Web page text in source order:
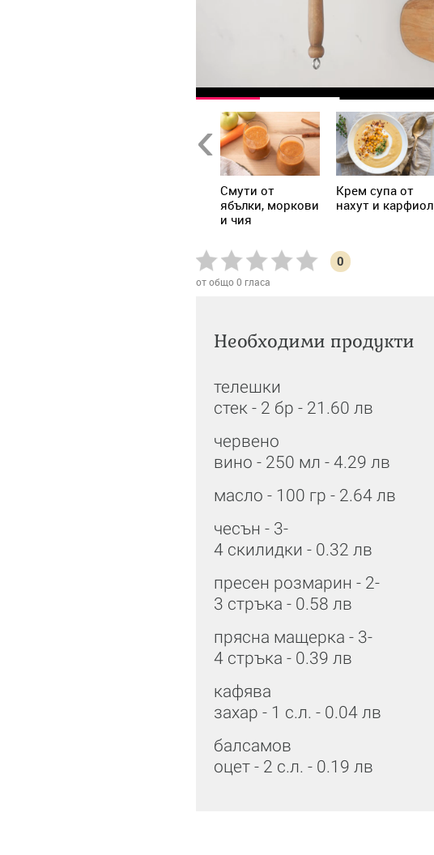
Previous
Смути от
ябълки, моркови
и чия
Крем супа от
нахут и карфиол
0
от общо0 гласа
Необходими продукти
телешки
стек - 2 бр - 21.60 лв
червено
вино - 250 мл - 4.29 лв
масло - 100 гр - 2.64 лв
чесън - 3-
4 скилидки - 0.32 лв
пресен розмарин - 2-
3 стръка - 0.58 лв
прясна мащерка - 3-
4 стръка - 0.39 лв
кафява
захар - 1 с.л. - 0.04 лв
балсамов
оцет - 2 с.л. - 0.19 лв